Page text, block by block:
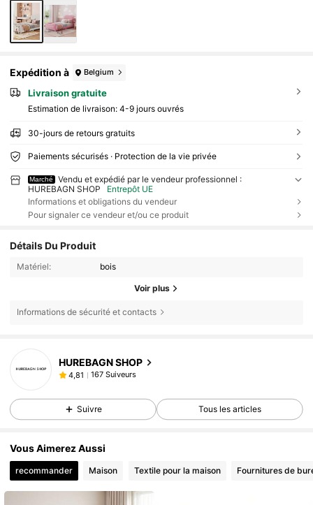
Expédition à Belgium
Livraison gratuite
Estimation de livraison: 4-9 jours ouvrés
30-jours de retours gratuits
Paiements sécurisés · Protection de la vie privée
Marché
Vendu et expédié par le vendeur professionnel :
HUREBAGN SHOP
Entrepôt UE
Informations et obligations du vendeur
Pour signaler ce vendeur et/ou ce produit
Détails Du Produit
Matériel: bois
Voir plus
Informations de sécurité et contacts
HUREBAGN SHOP
4,81 167 Suiveurs
Suivre Tous les articles
Vous Aimerez Aussi
recommander Maison Textile pour la maison Fournitures de